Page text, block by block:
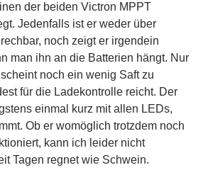
der beiden Victron MPPT
Jedenfalls ist er weder über
noch zeigt er irgendein
man ihn an die Batterien hängt. Nur
noch ein wenig Saft zu
für die Ladekontrolle reicht. Der
einmal kurz mit allen LEDs,
Ob er womöglich trotzdem noch
kann ich leider nicht
Tagen regnet wie Schwein.